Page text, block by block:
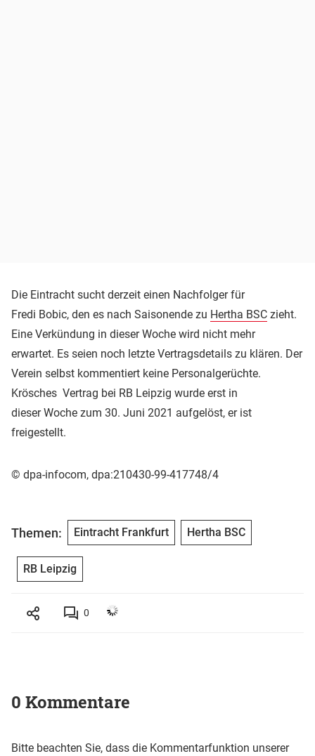
Die Eintracht sucht derzeit einen Nachfolger für
Fredi Bobic, den es nach Saisonende zu Hertha BSC zieht.
Eine Verkündung in dieser Woche wird nicht mehr
erwartet. Es seien noch letzte Vertragsdetails zu klären. Der
Verein selbst kommentiert keine Personalgerüchte.
Krösches Vertrag bei RB Leipzig wurde erst in
dieser Woche zum 30. Juni 2021 aufgelöst, er ist
freigestellt.
© dpa-infocom, dpa:210430-99-417748/4
Themen: Eintracht Frankfurt Hertha BSC
RB Leipzig
0
0 Kommentare
Bitte beachten Sie, dass die Kommentarfunktion unserer